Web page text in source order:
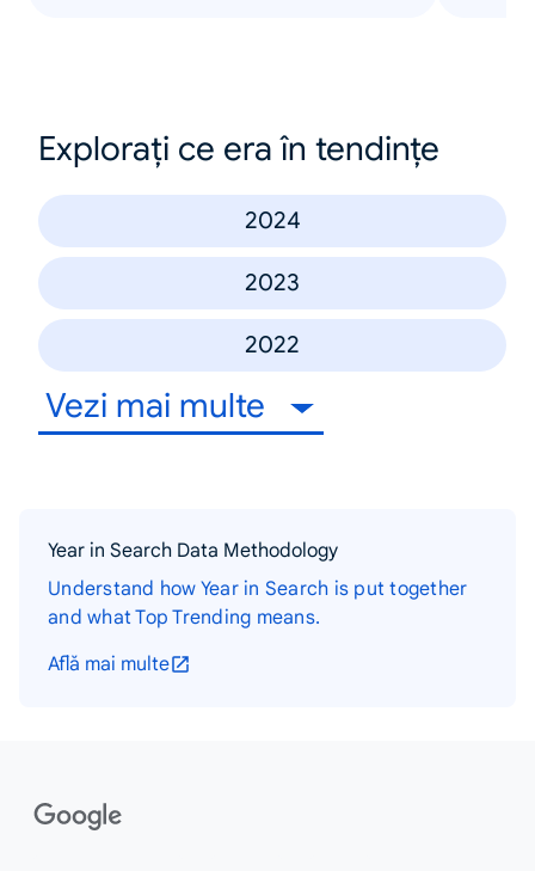
Explorați ce era în tendințe
2024
2023
2022
Vezi mai multe
Year in Search Data Methodology
Understand how Year in Search is put together
and what Top Trending means.
Află mai multe